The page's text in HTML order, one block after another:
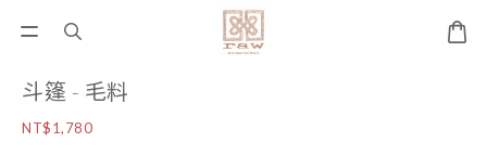
斗篷 - 毛料
NT$1,780